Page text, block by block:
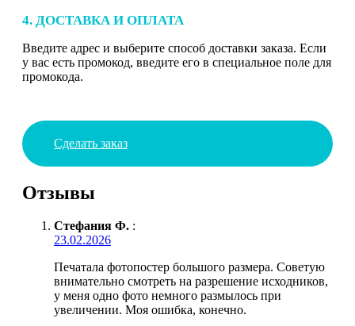
4. ДОСТАВКА И ОПЛАТА
Введите адрес и выберите способ доставки заказа. Если
у вас есть промокод, введите его в специальное поле для
промокода.
Сделать заказ
Отзывы
Стефания Ф. :
23.02.2026
Печатала фотопостер большого размера. Советую
внимательно смотреть на разрешение исходников,
у меня одно фото немного размылось при
увеличении. Моя ошибка, конечно.